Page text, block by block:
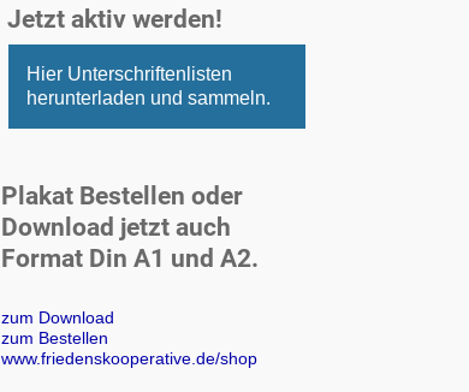
Jetzt aktiv werden!
Hier Unterschriftenlisten
herunterladen und sammeln.
Plakat Bestellen oder
Download jetzt auch
Format Din A1 und A2.
zum Download
zum Bestellen
www.friedenskooperative.de/shop